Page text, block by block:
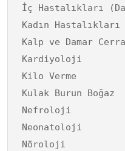
İç Hastalıkları
Kadın Hastalıkları
Kalp ve Damar
Kardiyoloji
Kilo Verme
Kulak Burun Boğaz
Nefroloji
Neonatoloji
Nöroloji